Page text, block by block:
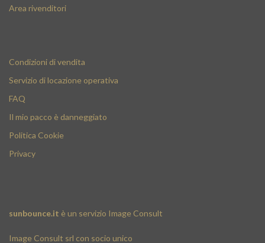
Area rivenditori
Condizioni di vendita
Servizio di locazione operativa
FAQ
Il mio pacco è danneggiato
Politica Cookie
Privacy
sunbounce.it è un servizio Image Consult
Image Consult srl con socio unico